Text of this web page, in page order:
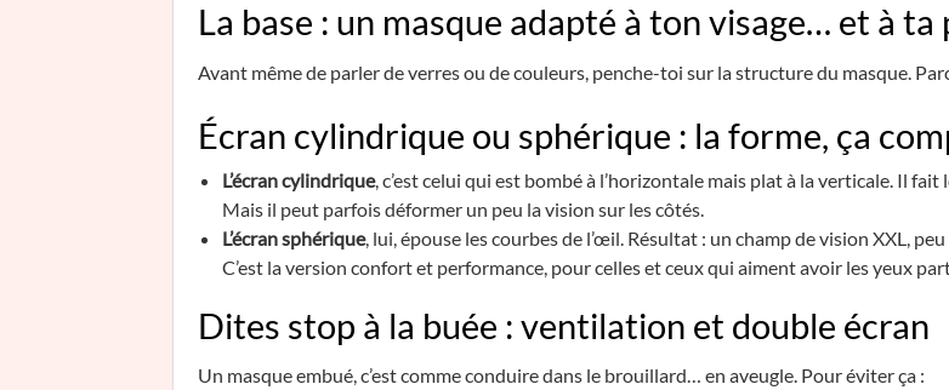
La base : un masque adapté à ton visage… et à
Avant même de parler de verres ou de couleurs, penche-toi sur la structure du masque.
Écran cylindrique ou sphérique : la forme, ça
L’écran cylindrique, c’est celui qui est bombé à l’horizontale mais plat à la verticale. Il
Mais il peut parfois déformer un peu la vision sur les côtés.
L’écran sphérique, lui, épouse les courbes de l’œil. Résultat : un champ de vision XXL,
C’est la version confort et performance, pour celles et ceux qui aiment avoir les yeux
Dites stop à la buée : ventilation et double écran
Un masque embué, c’est comme conduire dans le brouillard… en aveugle. Pour éviter ça :